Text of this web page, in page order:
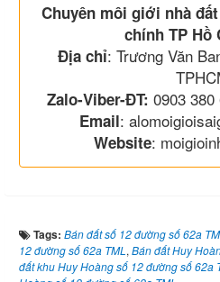
Chuyên môi giới nhà
chính TP Hồ
Địa chỉ: Trương Văn
Zalo-Viber-ĐT: 0903 380
Email:
Website:
Tags: Bán đất số 12 đường số 62a
12 đường số 62a TML , Bán đất Huy
đất khu Huy Hoàng số 12 đường số 62a